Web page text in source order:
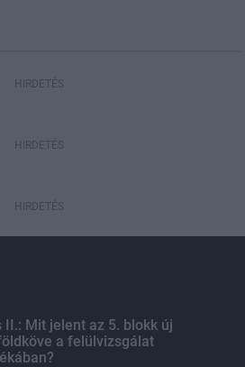
HIRDETÉS
HIRDETÉS
HIRDETÉS
II.: Mit jelent az 5. blokk új
a felülvizsgálat